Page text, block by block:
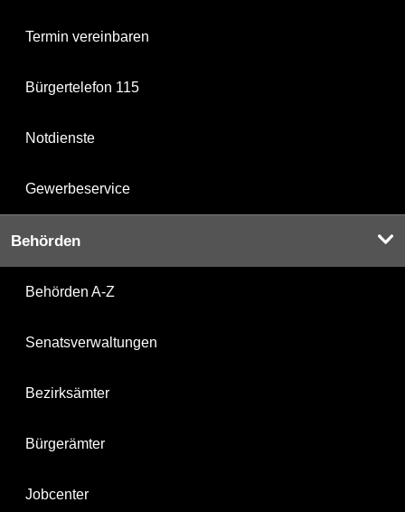
Termin vereinbaren
Bürgertelefon 115
Notdienste
Gewerbeservice
Behörden
Behörden A-Z
Senatsverwaltungen
Bezirksämter
Bürgerämter
Jobcenter